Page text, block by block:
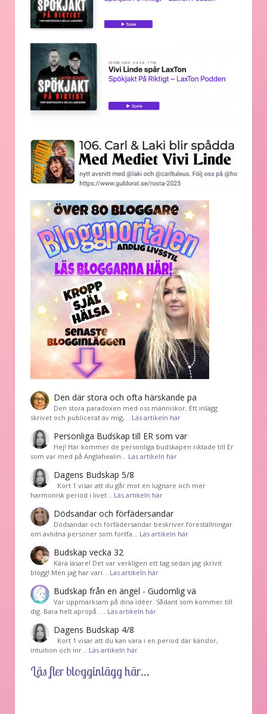
Den där stora och ofta härskande pa
Den stora paradoxen med oss människor. Ett inlägg
skrivet och publicerat av mig,… Läs artikeln här
Personliga Budskap till ER som var
Hej! Här kommer de personliga budskapen riktade till Er
som var med på Änglahealin… Läs artikeln här
Dagens Budskap 5/8
Kort 1 visar att du går mot en lugnare och mer
harmonisk period i livet… Läs artikeln här
Dödsandar och förfädersandar
Dödsandar och förfädersandar beskriver föreställningar
om avlidna personer som fortfa… Läs artikeln här
Budskap vecka 32
Kära läsare! Det var verkligen ett tag sedan jag skrivit
blogg! Men jag har vari… Läs artikeln här
Budskap från en ängel - Gudomlig vä
Var uppmärksam på dina idéer. Sådant som kommer till
dig. Bara helt apropå. … Läs artikeln här
Dagens Budskap 4/8
Kort 1 visar att du kan vara i en period där känslor,
intuition och inr… Läs artikeln här
Läs fler blogginlägg här...